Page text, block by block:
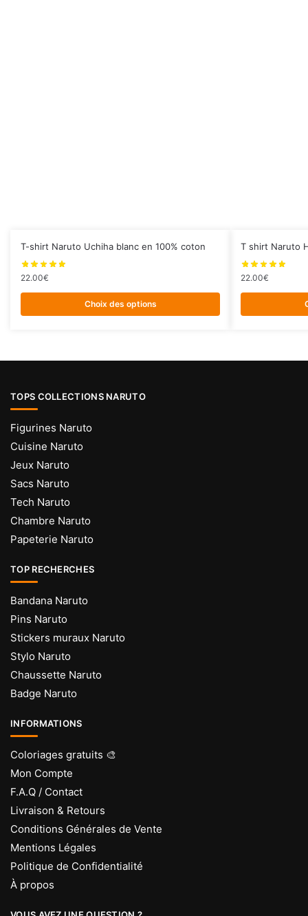
T-shirt Naruto Uchiha blanc en 100% coton
22.00€
Choix des options
Ce
produit
a
plusieurs
variations.
peuvent
choisies
sur
la
page
du
produit
T shirt Naruto
22.00€
Ce
produit
a
plusieurs
variations.
peuvent
TOPS COLLECTIONS NARUTO
Figurines Naruto
Cuisine Naruto
Jeux Naruto
Sacs Naruto
Tech Naruto
Chambre Naruto
Papeterie Naruto
TOP RECHERCHES
Bandana Naruto
Pins Naruto
Stickers muraux Naruto
Stylo Naruto
Chaussette Naruto
Badge Naruto
INFORMATIONS
Coloriages gratuits 🎨
Mon Compte
F.A.Q / Contact
Livraison & Retours
Conditions Générales de Vente
Mentions Légales
Politique de Confidentialité
À propos